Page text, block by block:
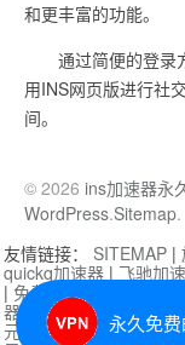
和更丰富的功能。
通过简便的登录
用INS网页版进行社
间。
© 2026 ins加速器永
WordPress.Sitemap.
永久免
友情链接： SITEMAP |
quickq加速器 | 飞驰加
| 免费vqn加速外网
器| 快柠檬加速器|黑洞
元机场加速器 |一元机